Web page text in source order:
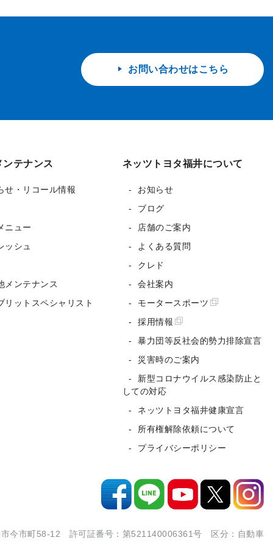
お問い合わせはこちら
ンテナンス
せ・リコール情報
ニュー
ッシュ
メンテナンス
リットスペシャリスト
ネッツトヨタ福井について
お知らせ
ブログ
店舗のご案内
よくある質問
クレド
会社案内
モータースポーツ
採用情報
暴力団等反社会的勢力排除宣言
災害時のご案内
新型コロナウイルス感染防止と
しての対応
ネッツトヨタ福井健康宣言
所有権解除依頼について
プライバシーポリシー
今市町58-12 許可証番号：第521140006361号 区分：自動車